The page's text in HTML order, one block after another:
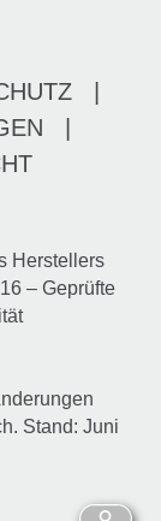
Herstellers
– Geprüfte
Stand: Juni